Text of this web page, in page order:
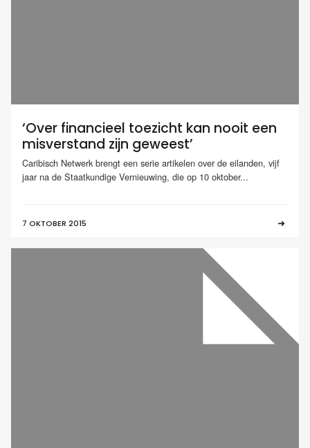
‘Over financieel toezicht kan nooit een
misverstand zijn geweest’
Caribisch Netwerk brengt een serie artikelen over de eilanden, vijf
jaar na de Staatkundige Vernieuwing, die op 10 oktober...
7 OKTOBER 2015